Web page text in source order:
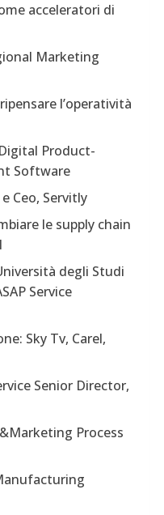
acceleratori di
Marketing
l’operatività
Product-
Software
Ceo, Servitly
le supply chain
degli Studi
Service
Sky Tv, Carel,
Senior Director,
Process